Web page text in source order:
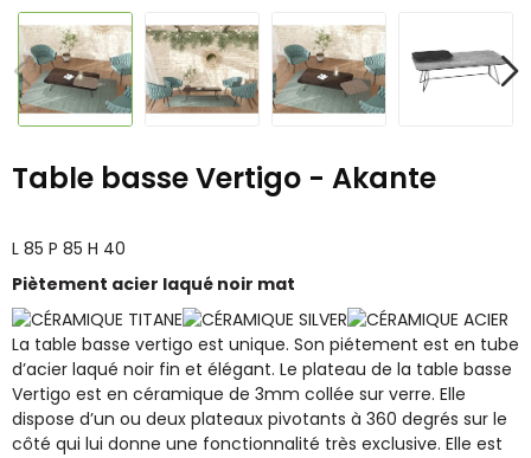
Table basse Vertigo - Akante
L 85 P 85 H 40
Piètement acier laqué noir mat
La table basse vertigo est unique. Son piétement est en tube
d’acier laqué noir fin et élégant. Le plateau de la table basse
Vertigo est en céramique de 3mm collée sur verre. Elle
dispose d’un ou deux plateaux pivotants à 360 degrés sur le
côté qui lui donne une fonctionnalité très exclusive. Elle est